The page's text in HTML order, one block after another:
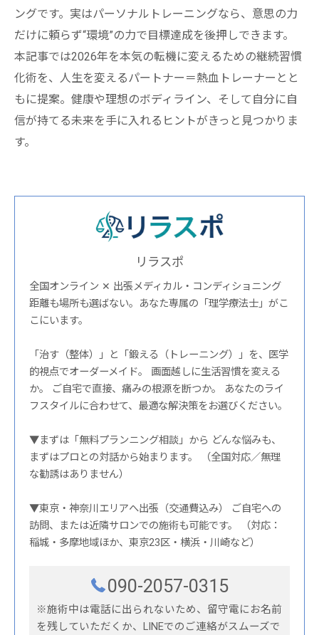
ングです。実はパーソナルトレーニングなら、意思の力
だけに頼らず“環境”の力で目標達成を後押しできます。
本記事では2026年を本気の転機に変えるための継続習慣
化術を、人生を変えるパートナー＝熱血トレーナーとと
もに提案。健康や理想のボディライン、そして自分に自
信が持てる未来を手に入れるヒントがきっと見つかりま
す。
リラスポ
全国オンライン ✕ 出張メディカル・コンディショニング
距離も場所も選ばない。あなた専属の「理学療法士」がこ
こにいます。
「治す（整体）」と「鍛える（トレーニング）」を、医学
的視点でオーダーメイド。 画面越しに生活習慣を変える
か。 ご自宅で直接、痛みの根源を断つか。 あなたのライ
フスタイルに合わせて、最適な解決策をお選びください。
▼まずは「無料プランニング相談」から どんな悩みも、
まずはプロとの対話から始まります。 （全国対応／無理
な勧誘はありません）
▼東京・神奈川エリアへ出張（交通費込み） ご自宅への
訪問、または近隣サロンでの施術も可能です。 （対応：
稲城・多摩地域ほか、東京23区・横浜・川崎など）
090-2057-0315
※施術中は電話に出られないため、留守電にお名前
を残していただくか、LINEでのご連絡がスムーズで